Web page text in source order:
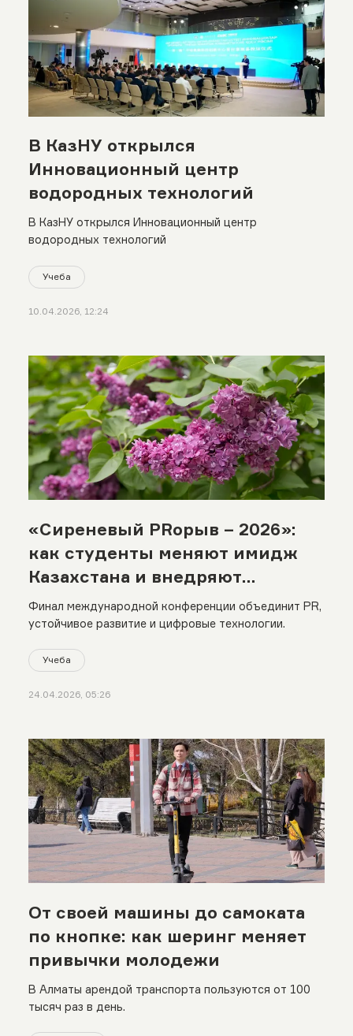
В КазНУ открылся
Инновационный центр
водородных технологий
В КазНУ открылся Инновационный центр
водородных технологий
Учеба
10.04.2026, 12:24
«Сиреневый PRорыв – 2026»:
как студенты меняют имидж
Казахстана и внедряют
экологические практики
Финал международной конференции объединит PR,
устойчивое развитие и цифровые технологии.
Учеба
24.04.2026, 05:26
От своей машины до самоката
по кнопке: как шеринг меняет
привычки молодежи
В Алматы арендой транспорта пользуются от 100
тысяч раз в день.